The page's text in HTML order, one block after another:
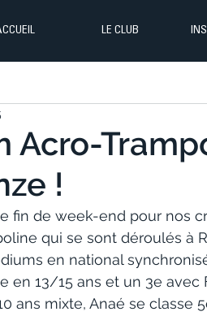
LE CLUB
Acro-
!
fin de week-end pour nos
qui se sont déroulés à
en national
en 13/15 ans et un 3e avec
ans mixte, Anaé se classe